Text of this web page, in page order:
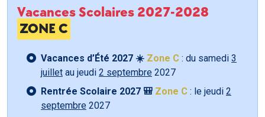
Vacances Scolaires 2027-2028
ZONE C
Vacances d’Été 2027 ☀️ Zone C : du samedi 3
juillet au jeudi 2 septembre 2027
Rentrée Scolaire 2027 🎒 Zone C : le jeudi 2
septembre 2027